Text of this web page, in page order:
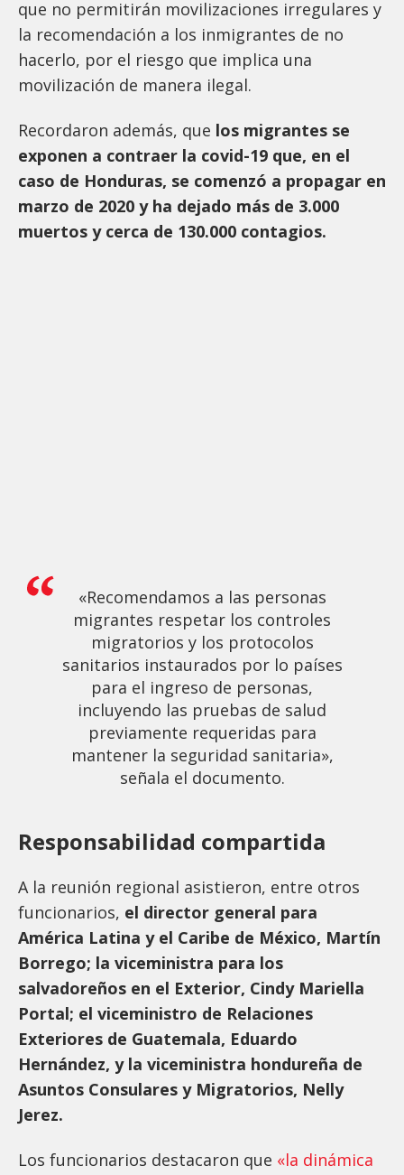
que no permitirán movilizaciones irregulares y
la recomendación a los inmigrantes de no
hacerlo, por el riesgo que implica una
movilización de manera ilegal.
Recordaron además, que los migrantes se
exponen a contraer la covid-19 que, en el
caso de Honduras, se comenzó a propagar en
marzo de 2020 y ha dejado más de 3.000
muertos y cerca de 130.000 contagios.
«Recomendamos a las personas
migrantes respetar los controles
migratorios y los protocolos
sanitarios instaurados por lo países
para el ingreso de personas,
incluyendo las pruebas de salud
previamente requeridas para
mantener la seguridad sanitaria»,
señala el documento.
Responsabilidad compartida
A la reunión regional asistieron, entre otros
funcionarios, el director general para
América Latina y el Caribe de México, Martín
Borrego; la viceministra para los
salvadoreños en el Exterior, Cindy Mariella
Portal; el viceministro de Relaciones
Exteriores de Guatemala, Eduardo
Hernández, y la viceministra hondureña de
Asuntos Consulares y Migratorios, Nelly
Jerez.
Los funcionarios destacaron que «la dinámica